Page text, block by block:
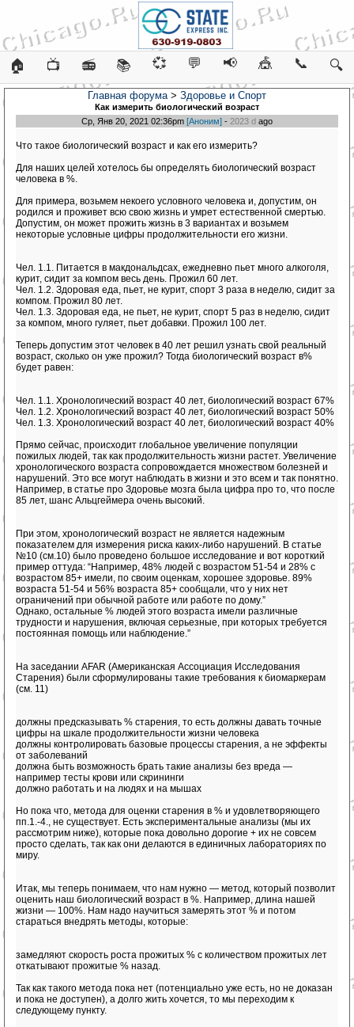
🏠 📺 📻 📚 💞 💬 📢 🎪 📞 🔍
Главная форума> Здоровье и Спорт
Как измерить биологический возраст
Ср, Янв 20, 2021 02:36pm [Аноним] - 2023 d ago
Что такое биологический возраст и как его измерить?
Для наших целей хотелось бы определять биологический возраст
человека в %.
Для примера, возьмем некоего условного человека и, допустим, он
родился и проживет всю свою жизнь и умрет естественной смертью.
Допустим, он может прожить жизнь в 3 вариантах и возьмем
некоторые условные цифры продолжительности его жизни.
Чел. 1.1. Питается в макдональдсах, ежедневно пьет много алкоголя,
курит, сидит за компом весь день. Прожил 60 лет.
Чел. 1.2. Здоровая еда, пьет, не курит, спорт 3 раза в неделю, сидит за
компом. Прожил 80 лет.
Чел. 1.3. Здоровая еда, не пьет, не курит, спорт 5 раз в неделю, сидит
за компом, много гуляет, пьет добавки. Прожил 100 лет.
Теперь допустим этот человек в 40 лет решил узнать свой реальный
возраст, сколько он уже прожил? Тогда биологический возраст в%
будет равен:
Чел. 1.1. Хронологический возраст 40 лет, биологический возраст 67%
Чел. 1.2. Хронологический возраст 40 лет, биологический возраст 50%
Чел. 1.3. Хронологический возраст 40 лет, биологический возраст 40%
Прямо сейчас, происходит глобальное увеличение популяции
пожилых людей, так как продолжительность жизни растет. Увеличение
хронологического возраста сопровождается множеством болезней и
нарушений. Это все могут наблюдать в жизни и это всем и так понятно.
Например, в статье про Здоровье мозга была цифра про то, что после
85 лет, шанс Альцгеймера очень высокий.
При этом, хронологический возраст не является надежным
показателем для измерения риска каких-либо нарушений. В статье
№10 (см.10) было проведено большое исследование и вот короткий
пример оттуда: “Например, 48% людей с возрастом 51-54 и 28% с
возрастом 85+ имели, по своим оценкам, хорошее здоровье. 89%
возраста 51-54 и 56% возраста 85+ сообщали, что у них нет
ограничений при обычной работе или работе по дому.”
Однако, остальные % людей этого возраста имели различные
трудности и нарушения, включая серьезные, при которых требуется
постоянная помощь или наблюдение.”
На заседании AFAR (Американская Ассоциация Исследования
Старения) были сформулированы такие требования к биомаркерам
(см. 11)
должны предсказывать % старения, то есть должны давать точные
цифры на шкале продолжительности жизни человека
должны контролировать базовые процессы старения, а не эффекты
от заболеваний
должна быть возможность брать такие анализы без вреда —
например тесты крови или скрининги
должно работать и на людях и на мышах
Но пока что, метода для оценки старения в % и удовлетворяющего
пп.1.-4., не существует. Есть экспериментальные анализы (мы их
рассмотрим ниже), которые пока довольно дорогие + их не совсем
просто сделать, так как они делаются в единичных лабораториях по
миру.
Итак, мы теперь понимаем, что нам нужно — метод, который позволит
оценить наш биологический возраст в %. Например, длина нашей
жизни — 100%. Нам надо научиться замерять этот % и потом
стараться внедрять методы, которые:
замедляют скорость роста прожитых % с количеством прожитых лет
откатывают прожитые % назад.
Так как такого метода пока нет (потенциально уже есть, но не доказан
и пока не доступен), а долго жить хочется, то мы переходим к
следующему пункту.